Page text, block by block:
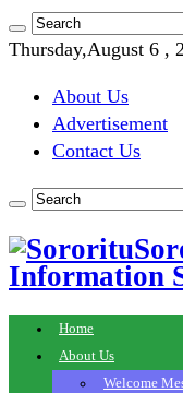
Thursday,August 6 ,
About Us
Advertisement
Contact Us
Information
Home
About Us
Welcome